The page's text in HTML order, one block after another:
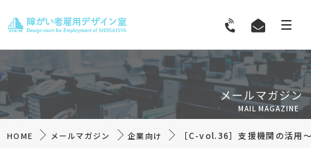
メールマガジン
MAIL MAGAZINE
HOME メールマガジン 企業向け ［C-vol.36］支援機関の活用